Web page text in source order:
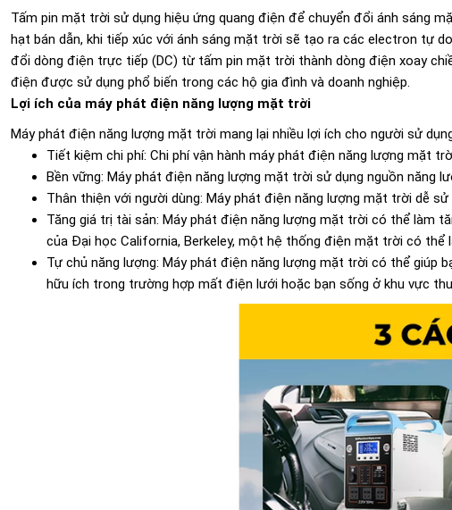
Tấm pin mặt trời sử dụng hiệu ứng quang điện để chuyển đổi ánh sáng
hạt bán dẫn, khi tiếp xúc với ánh sáng mặt trời sẽ tạo ra các electron tự
đổi dòng điện trực tiếp (DC) từ tấm pin mặt trời thành dòng điện xoay
điện được sử dụng phổ biến trong các hộ gia đình và doanh nghiệp.
Lợi ích của máy phát điện năng lượng mặt trời
Máy phát điện năng lượng mặt trời mang lại nhiều lợi ích cho người sử
Tiết kiệm chi phí: Chi phí vận hành máy phát điện năng lượng mặt
Bền vững: Máy phát điện năng lượng mặt trời sử dụng nguồn năng
Thân thiện với người dùng: Máy phát điện năng lượng mặt trời dễ sử
Tăng giá trị tài sản: Máy phát điện năng lượng mặt trời có thể làm
của Đại học California, Berkeley, một hệ thống điện mặt trời có thể
Tự chủ năng lượng: Máy phát điện năng lượng mặt trời có thể giúp
hữu ích trong trường hợp mất điện lưới hoặc bạn sống ở khu vực